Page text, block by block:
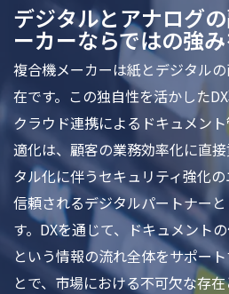
デジタルとアナログ
ーカーならではの強
複合機メーカーは紙とデジタル
在です。この独自性を活かした
クラウド連携によるドキュメン
適化は、顧客の業務効率化に直
タル化に伴うセキュリティ強化の
信頼されるデジタルパートナー
す。DXを通じて、ドキュメント
という情報の流れ全体をサポー
とで、市場における不可欠な存